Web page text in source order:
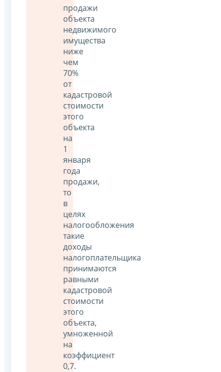
продажи
объекта
недвижимого
имущества
ниже
чем
70%
от
кадастровой
стоимости
этого
объекта
на
1
января
года
продажи,
то
в
целях
налогообложения
такие
доходы
налогоплательщика
принимаются
равными
кадастровой
стоимости
этого
объекта,
умноженной
на
коэффициент
0,7.